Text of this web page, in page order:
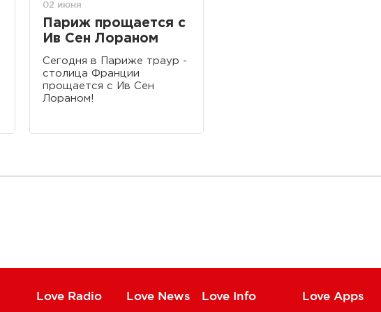
02 июня
Париж прощается с
Ив Сен Лораном
Сегодня в Париже траур -
столица Франции
прощается с Ив Сен
Лораном!
Love Radio Love News Love Info Love Apps